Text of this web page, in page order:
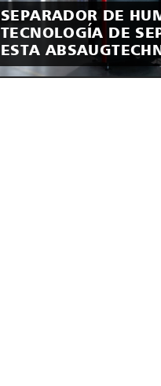
SEPARADOR DE
TECNOLOGÍA DE
ESTA